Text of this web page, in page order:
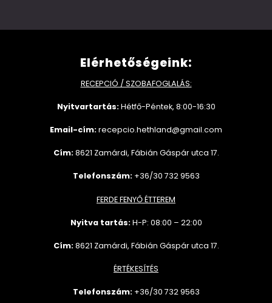
Elérhetőségeink:
RECEPCIÓ / SZOBAFOGLALÁS:
Nyitvartartás:Hétfő-Péntek, 8:00-16:30
Email-cím:recepcio.hethland@gmail.com
Cím:8621 Zamárdi, Fábián Gáspár utca 17.
Telefonszám: +36/30 732 9563
FERDE FENYŐ ÉTTEREM
Nyitva tartás:H-P: 08:00 – 22:00
Cím:8621 Zamárdi, Fábián Gáspár utca 17.
ÉRTÉKESÍTÉS
Telefonszám: +36/30 7329563